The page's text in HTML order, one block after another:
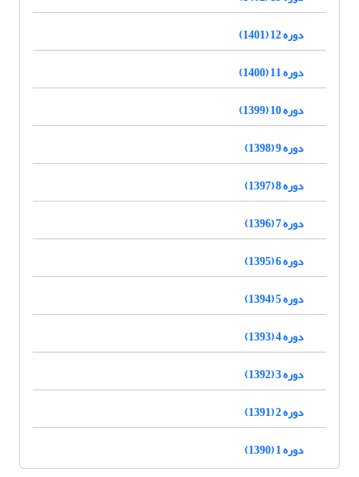
دوره 12 (1401)
دوره 11 (1400)
دوره 10 (1399)
دوره 9 (1398)
دوره 8 (1397)
دوره 7 (1396)
دوره 6 (1395)
دوره 5 (1394)
دوره 4 (1393)
دوره 3 (1392)
دوره 2 (1391)
دوره 1 (1390)